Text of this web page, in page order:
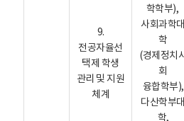
9.
전공자율선
택제 학생
관리 및 지원
체계
학학부),
사회과학대
학
(경제정치
회
융합학부),
다산학부대
학,